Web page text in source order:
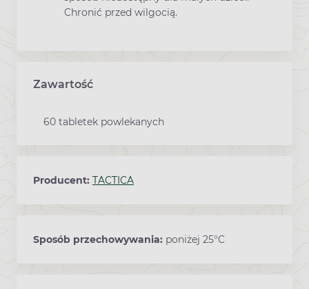
Chronić przed wilgocią.
Zawartość
60 tabletek powlekanych
Producent: TACTICA
Sposób przechowywania: poniżej 25°C